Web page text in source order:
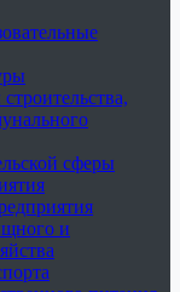
сферы
и